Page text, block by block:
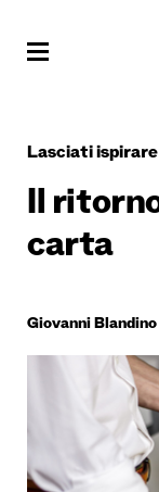
Lasciati ispirare
Il
carta
Giovanni Blandino